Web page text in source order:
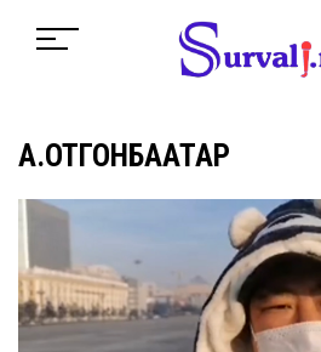
А.ОТГОНБААТАР